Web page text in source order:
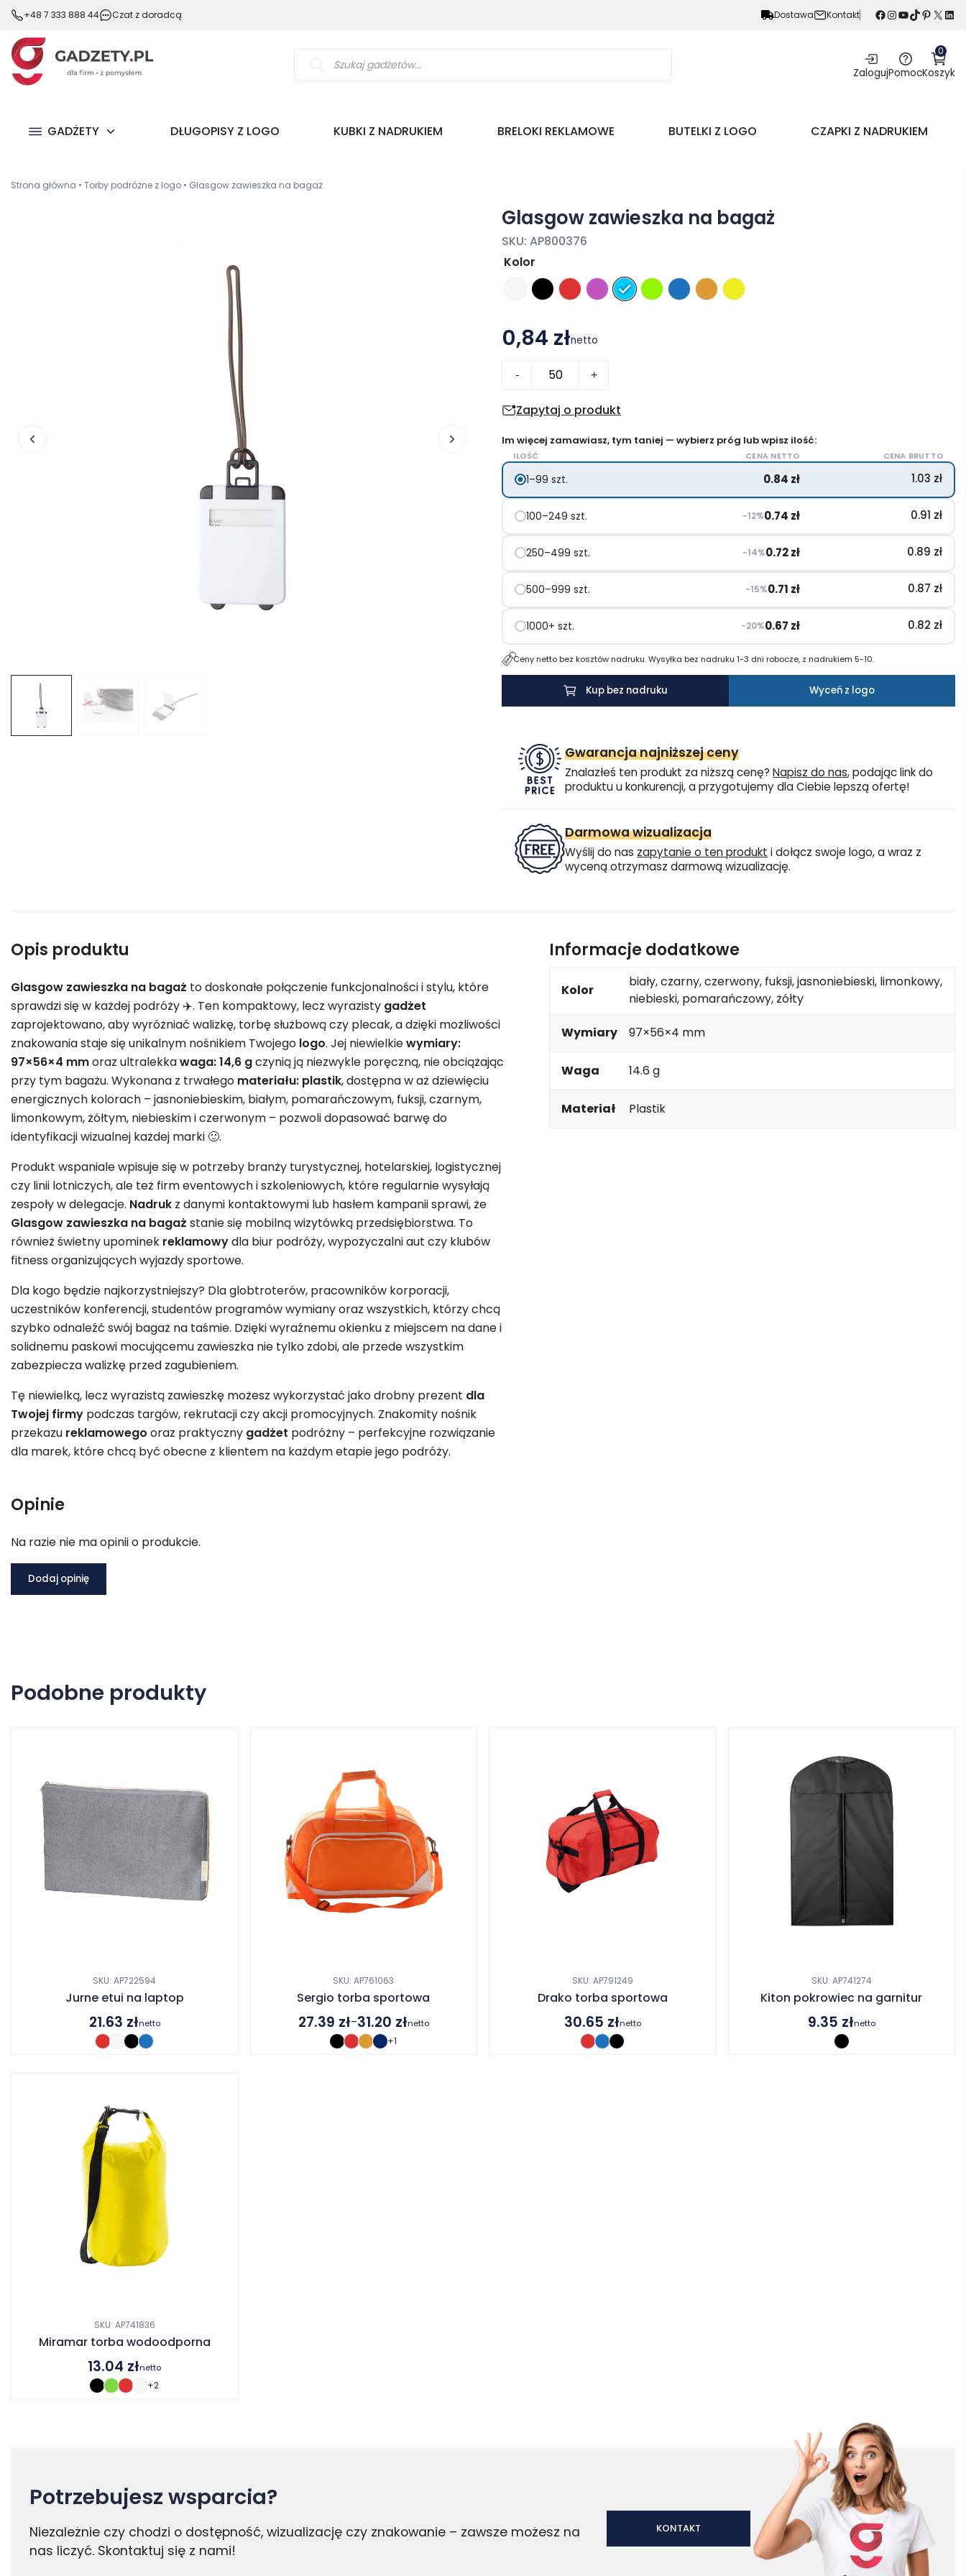
+48 7 333 888 44 Czat z doradcą Dostawa Kontakt Facebook InstagramYouTube TikTok Pinterest X LinkedIn
produktów ZalogujPomoc
0
Koszyk
GADŻETY DŁUGOPISY Z LOGO KUBKI Z NADRUKIEM BRELOKI REKLAMOWE BUTELKI Z LOGO CZAPKI Z NADRUKIEM
Strona główna • Torby podróżne z logo • Glasgow zawieszka na bagaż
Glasgow zawieszka na bagaż
SKU:AP800376
Kolor
0,84 złnetto
-
zawieszka
bagaż
+
Zapytaj o produkt
Im więcej zamawiasz, tym taniej — wybierz próg lub wpisz ilość:
ILOŚĆ CENA NETTO CENA BRUTTO
1–99 szt. 0.84 zł 1.03 zł
100–249 szt. −12%0.74 zł 0.91 zł
250–499 szt. −14%0.72zł 0.89 zł
500–999 szt. −15%0.71 zł 0.87 zł
1000+ szt. −20%0.67 zł 0.82 zł
Ceny netto bez kosztów nadruku. Wysyłka bez nadruku 1-3 dni robocze, z nadrukiem 5-10.
Kup bez nadruku Wyceń z logo
Gwarancja najniższej ceny
Znalazłeś ten produkt za niższą cenę?Napisz do nas, podając link do
produktu u konkurencji, a przygotujemy dla Ciebie lepszą ofertę!
Darmowa wizualizacja
Wyślij do nas zapytanie o ten produkt i dołącz swoje logo, a wraz z
wyceną otrzymasz darmową wizualizację.
Opis produktu
Glasgow zawieszka na bagaż to doskonałe połączenie funkcjonalności i stylu, które
sprawdzi się w każdej podróży ✈️. Ten kompaktowy, lecz wyrazisty gadżet
zaprojektowano, aby wyróżniać walizkę, torbę służbową czy plecak, a dzięki możliwości
znakowania staje się unikalnym nośnikiem Twojego logo. Jej niewielkiewymiary:
97×56×4 mmoraz ultralekkawaga: 14,6 gczynią ją niezwykle poręczną, nie obciążając
przy tym bagażu. Wykonana z trwałego materiału: plastik, dostępna w aż dziewięciu
energicznych kolorach – jasnoniebieskim, białym, pomarańczowym, fuksji, czarnym,
limonkowym, żółtym, niebieskim i czerwonym – pozwoli dopasować barwę do
identyfikacji wizualnej każdej marki 🙂.
Produkt wspaniale wpisuje się w potrzeby branży turystycznej, hotelarskiej, logistycznej
czy linii lotniczych, ale też firm eventowych i szkoleniowych, które regularnie wysyłają
zespoły w delegacje. Nadruk z danymi kontaktowymi lub hasłem kampanii sprawi, że
Glasgow zawieszka na bagaż stanie się mobilną wizytówką przedsiębiorstwa. To
również świetny upominek reklamowydla biur podróży, wypożyczalni aut czy klubów
fitness organizujących wyjazdy sportowe.
Dla kogo będzie najkorzystniejszy? Dla globtroterów, pracowników korporacji,
uczestników konferencji, studentów programów wymiany oraz wszystkich, którzy chcą
szybko odnaleźć swój bagaż na taśmie. Dzięki wyraźnemu okienku z miejscem na dane i
solidnemu paskowi mocującemu zawieszka nie tylko zdobi, ale przede wszystkim
zabezpiecza walizkę przed zagubieniem.
Tę niewielką, lecz wyrazistą zawieszkę możesz wykorzystać jako drobny prezent dla
Twojej firmy podczas targów, rekrutacji czy akcji promocyjnych. Znakomity nośnik
przekazu reklamowego oraz praktyczny gadżet podróżny – perfekcyjne rozwiązanie
dla marek, które chcą być obecne z klientem na każdym etapie jego podróży.
Informacje dodatkowe
Kolor
biały, czarny, czerwony, fuksji, jasnoniebieski, limonkowy,
niebieski, pomarańczowy, żółty
Wymiary 97×56×4 mm
Waga 14.6 g
Materiał Plastik
Opinie
Na razie nie ma opinii o produkcie.
Dodaj opinię
Podobne produkty
SKU: AP722594
Jurne etui na laptop
21.63 złnetto
SKU: AP761063
Sergio torba sportowa
27.39 zł–31.20 złnetto
+1
SKU: AP791249
Drako torba sportowa
30.65 złnetto
SKU: AP741274
Kiton pokrowiec na garnitur
9.35 złnetto
SKU: AP741836
Miramar torba wodoodporna
13.04 złnetto
+2
Potrzebujesz wsparcia?
Niezależnie czy chodzi o dostępność, wizualizację czy znakowanie – zawsze możesz na
nas liczyć. Skontaktuj się z nami!
KONTAKT